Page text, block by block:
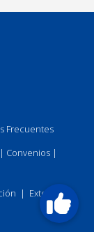
Frecuentes
| Convenios|
| Extensión